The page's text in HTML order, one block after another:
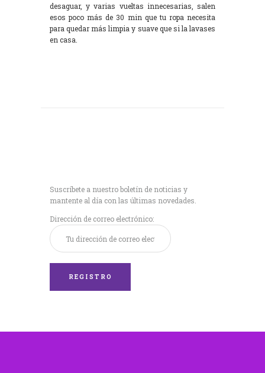
desaguar, y varias vueltas innecesarias, salen
esos poco más de 30 min que tu ropa necesita
para quedar más limpia y suave que si la lavases
en casa.
Suscríbete a nuestro boletín de noticias y
mantente al día con las últimas novedades.
Dirección de correo electrónico: